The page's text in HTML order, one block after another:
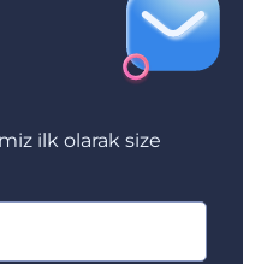
ilk olarak size